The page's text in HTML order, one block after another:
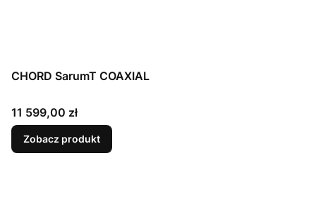
CHORD SarumT COAXIAL
Cena
11 599,00 zł
Zobacz produkt